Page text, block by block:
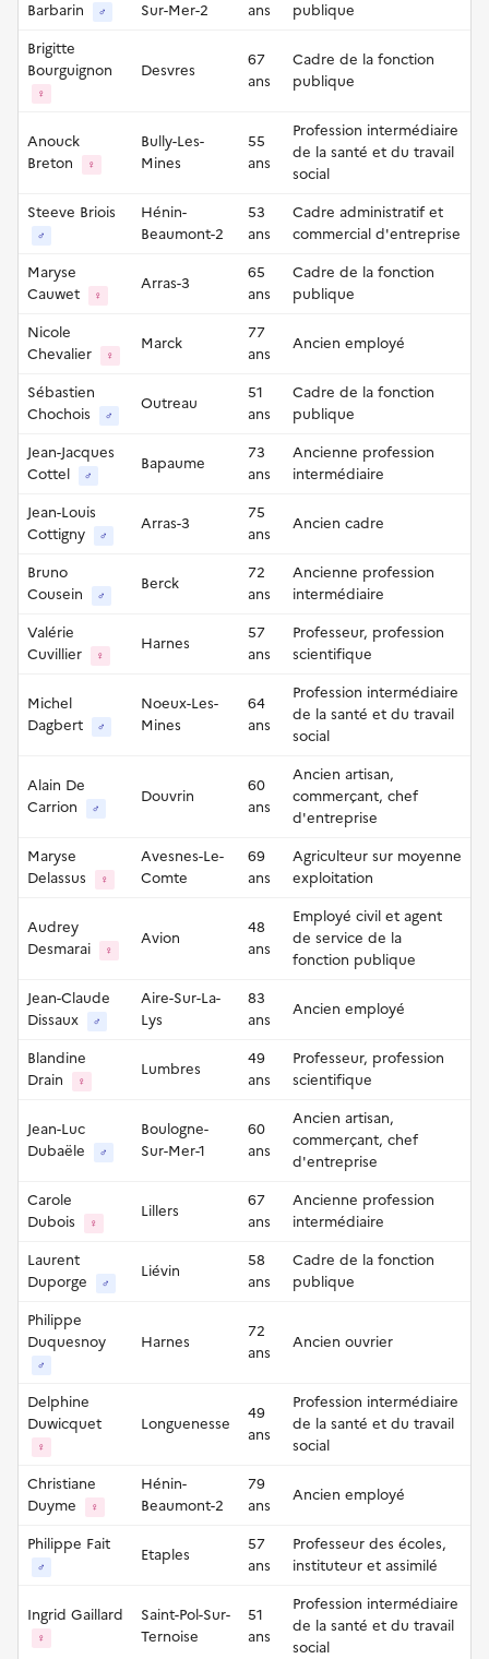
Barbarin ♂ Sur-Mer-2 ans
publique
Brigitte
Bourguignon
♀
Desvres
67
ans
Cadre de la fonction
publique
Anouck
Breton
♀
Bully-Les-
Mines
55
ans
Profession intermédiaire
de la santé et du travail
social
Steeve Briois
♂
Hénin-
Beaumont-2
53
ans
Cadre administratif et
commercial d'entreprise
Maryse
Cauwet
♀
Arras-3
65
ans
Cadre de la fonction
publique
Nicole
Chevalier
♀
Marck
77
ans
Ancien employé
Sébastien
Chochois
♂
Outreau
51
ans
Cadre de la fonction
publique
Jean-Jacques
Cottel
♂
Bapaume
73
ans
Ancienne profession
intermédiaire
Jean-Louis
Cottigny
♂
Arras-3
75
ans
Ancien cadre
Bruno
Cousein
♂
Berck
72
ans
Ancienne profession
intermédiaire
Valérie
Cuvillier
♀
Harnes
57
ans
Professeur, profession
scientifique
Michel
Dagbert
♂
Noeux-Les-
Mines
64
ans
Profession intermédiaire
de la santé et du travail
social
Alain De
Carrion
♂
Douvrin
60
ans
Ancien artisan,
commerçant, chef
d'entreprise
Maryse
Delassus
♀
Avesnes-Le-
Comte
69
ans
Agriculteur sur moyenne
exploitation
Audrey
Desmarai
♀
Avion
48
ans
Employé civil et agent
de service de la
fonction publique
Jean-Claude
Dissaux
♂
Aire-Sur-La-
Lys
83
ans
Ancien employé
Blandine
Drain
♀
Lumbres
49
ans
Professeur, profession
scientifique
Jean-Luc
Dubaële
♂
Boulogne-
Sur-Mer-1
60
ans
Ancien artisan,
commerçant, chef
d'entreprise
Carole
Dubois
♀
Lillers
67
ans
Ancienne profession
intermédiaire
Laurent
Duporge
♂
Liévin
58
ans
Cadre de la fonction
publique
Philippe
Duquesnoy
♂
Harnes
72
ans
Ancien ouvrier
Delphine
Duwicquet
♀
Longuenesse
49
ans
Profession intermédiaire
de la santé et du travail
social
Christiane
Duyme
♀
Hénin-
Beaumont-2
79
ans
Ancien employé
Philippe Fait
♂
Etaples
57
ans
Professeur des écoles,
instituteur et assimilé
Ingrid Gaillard
♀
Saint-Pol-Sur-
Ternoise
51
ans
Profession intermédiaire
de la santé et du travail
social